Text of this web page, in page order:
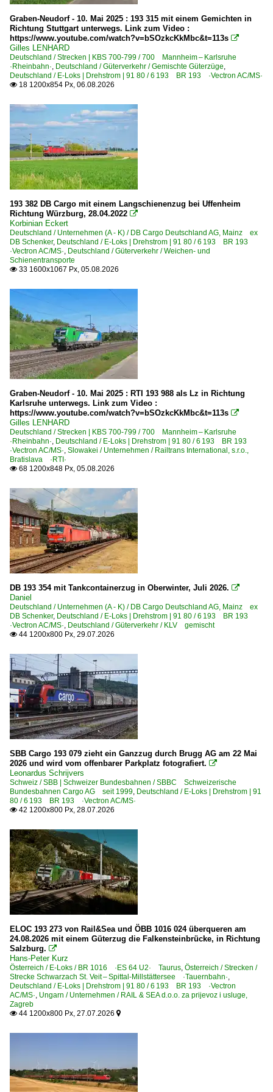
Güterverkehr
Autotransportzüge
Coil- und Stahlzüge
Containerzüge
Gemischte Güterzüge
Kesselzüge
Kohle-, Erz- und Kokszüge
~ Sonstige Güterzüge
Strecken
L24 Tongern – Montzen – Visé (–Aachen West)
L36 Liège – Bruxelles (Lüttich-Brüssel)
L35 Leuven - Hasselt
Dänemark
Kombi-/Sattelauflieger-Züge
Deutschland
Bahndienstfahrzeuge
Messzüge
Bahndienstfahrzeuge | Triebfahrzeuge
6 193 BR 193.9 ·Vectron AC/MS·
Aachen
Allerheiligen
Altenbeken
Angersdorf
Aßling in Oberbayern
Backnang
Bad Bentheim (Grenze D/NL)
Basel Bad Bf
Berlin Hauptbahnhof (Lehrter Bahnhof) ·BL·
Berlin (Sonstige)
Berlin Schönefeld Flughafen
Berlin Spandau
Berlin Südkreuz
Bitterfeld
Breyell
Büchen
Dresden (sonstige)
Dresden Freiberger Straße
Dresden Hbf ·DH·
Duisburg (sonstige)
Dülken
Düsseldorf (sonstige)
Elsterwerda
Bahnhöfe (F - K)
Friesack (Mark)
Fulda
Halle (Saale) Hbf ·LH·
2020
2021
2022
2023
Graben-Neudorf - 10. Mai 2025 : 193 315 mit einem Gemichten in
Richtung Stuttgart unterwegs. Link zum Video :
https://www.youtube.com/watch?v=bSOzkcKkMbc&t=113s 
Gilles LENHARD
Deutschland / Strecken | KBS 700-799 / 700 Mannheim – Karlsruhe
·Rheinbahn·, Deutschland / Güterverkehr / Gemischte Güterzüge,
Deutschland / E-Loks | Drehstrom | 91 80 / 6 193 BR 193 ·Vectron AC/MS·
 18 1200x854 Px, 06.08.2026
193 382 DB Cargo mit einem Langschienenzug bei Uffenheim
Richtung Würzburg, 28.04.2022 
Korbinian Eckert
Deutschland / Unternehmen (A - K) / DB Cargo Deutschland AG, Mainz ex
DB Schenker, Deutschland / E-Loks | Drehstrom | 91 80 / 6 193 BR 193
·Vectron AC/MS·, Deutschland / Güterverkehr / Weichen- und
Schienentransporte
 33 1600x1067 Px, 05.08.2026
Graben-Neudorf - 10. Mai 2025 : RTI 193 988 als Lz in Richtung
Karlsruhe unterwegs. Link zum Video :
https://www.youtube.com/watch?v=bSOzkcKkMbc&t=113s 
Gilles LENHARD
Deutschland / Strecken | KBS 700-799 / 700 Mannheim – Karlsruhe
·Rheinbahn·, Deutschland / E-Loks | Drehstrom | 91 80 / 6 193 BR 193
·Vectron AC/MS·, Slowakei / Unternehmen / Railtrans International, s.r.o.,
Bratislava ·RTI·
 68 1200x848 Px, 05.08.2026
DB 193 354 mit Tankcontainerzug in Oberwinter, Juli 2026. 
Daniel
Deutschland / Unternehmen (A - K) / DB Cargo Deutschland AG, Mainz ex
DB Schenker, Deutschland / E-Loks | Drehstrom | 91 80 / 6 193 BR 193
·Vectron AC/MS·, Deutschland / Güterverkehr / KLV gemischt
 44 1200x800 Px, 29.07.2026
SBB Cargo 193 079 zieht ein Ganzzug durch Brugg AG am 22 Mai
2026 und wird vom offenbarer Parkplatz fotografiert. 
Leonardus Schrijvers
Schweiz / SBB | Schweizer Bundesbahnen / SBBC Schweizerische
Bundesbahnen Cargo AG seit 1999, Deutschland / E-Loks | Drehstrom | 91
80 / 6 193 BR 193 ·Vectron AC/MS·
 42 1200x800 Px, 28.07.2026
ELOC 193 273 von Rail&Sea und ÖBB 1016 024 überqueren am
24.08.2026 mit einem Güterzug die Falkensteinbrücke, in Richtung
Salzburg. 
Hans-Peter Kurz
Österreich / E-Loks / BR 1016 ·ES 64 U2· Taurus, Österreich / Strecken /
Strecke Schwarzach St. Veit – Spittal-Millstättersee ·Tauernbahn·,
Deutschland / E-Loks | Drehstrom | 91 80 / 6 193 BR 193 ·Vectron
AC/MS·, Ungarn / Unternehmen / RAIL & SEA d.o.o. za prijevoz i usluge,
Zagreb
 44 1200x800 Px, 27.07.2026 